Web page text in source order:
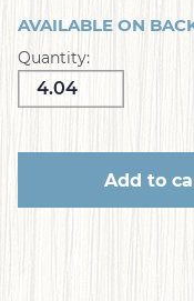
AVAILABLE ON
Quantity:
Add to